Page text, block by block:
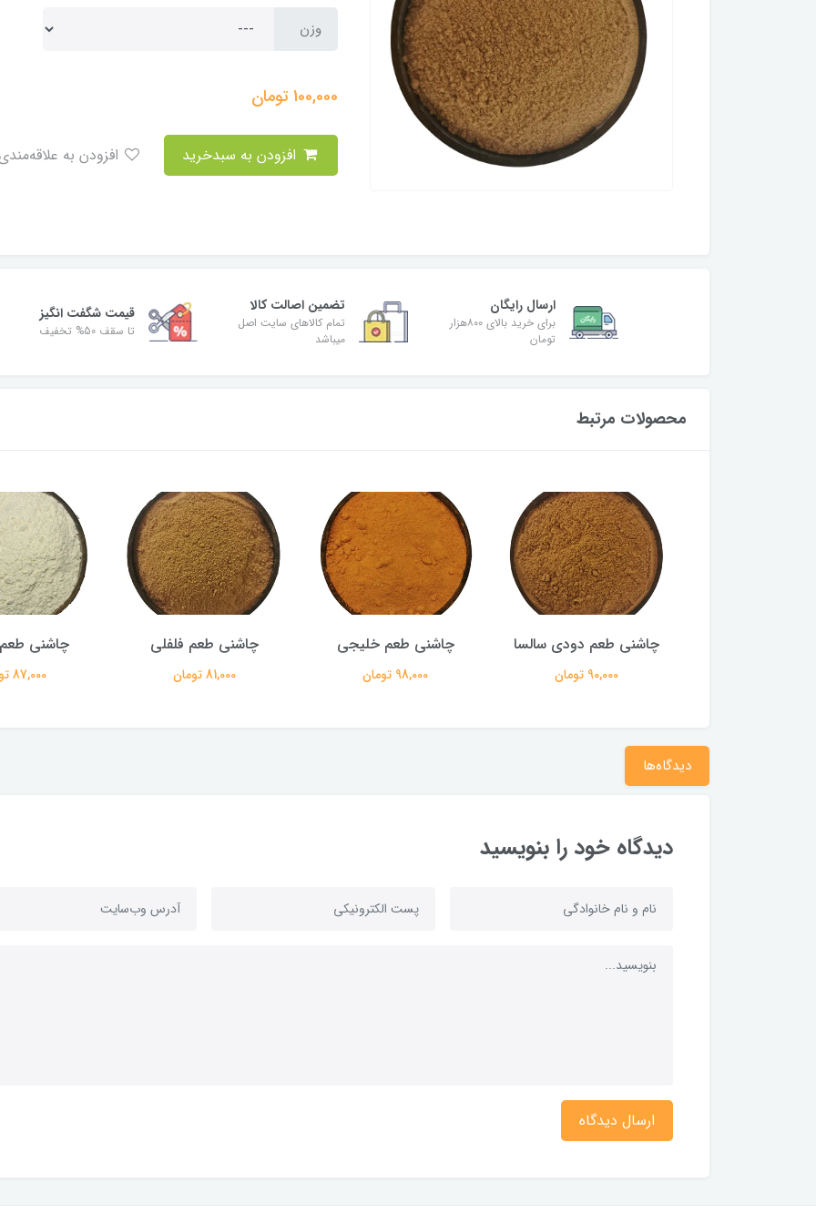
وزن
100,000تومان
ارسال رایگان
برای خرید بالای ۸۰۰هزار
تومان
تضمین اصالت کالا
تمام کالاهای سایت اصل
میباشد
قیمت شگفت انگیز
تا سقف 50% تخفیف
محصولات مرتبط
چاشنی طعم دودی سالسا
90,000 تومان
چاشنی طعم خلیجی
98,000 تومان
چاشنی طعم فلفلی
81,000 تومان
چاشنی
87,000 تومان
دیدگاه‌ها
دیدگاه خود را بنویسید
ارسال دیدگاه